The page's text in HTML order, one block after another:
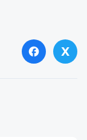
facebook X